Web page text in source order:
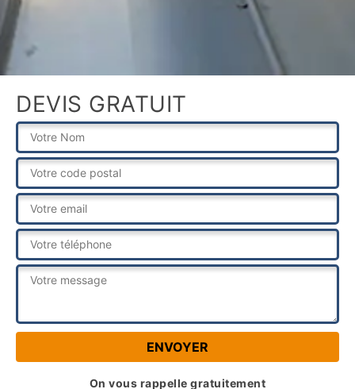
DEVIS GRATUIT
On vous rappelle gratuitement